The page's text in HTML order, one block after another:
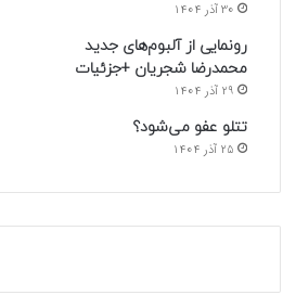
30 آذر 1404
رونمایی از آلبوم‌های جدید
محمدرضا شجریان +جزئیات
29 آذر 1404
تتلو عفو می‌شود؟
25 آذر 1404